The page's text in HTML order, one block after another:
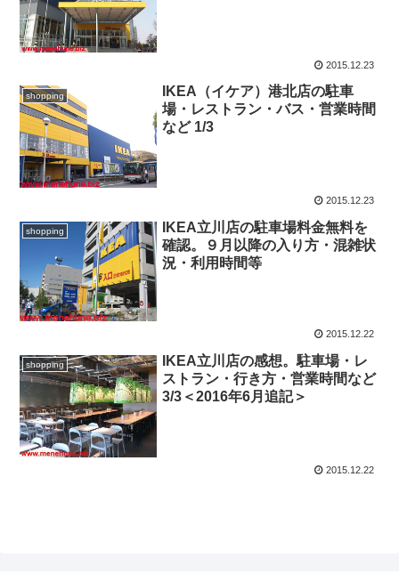
2015.12.23
shopping
IKEA（イケア）港北店の駐車
場・レストラン・バス・営業時間
など 1/3
2015.12.23
shopping
IKEA立川店の駐車場料金無料を
確認。９月以降の入り方・混雑状
況・利用時間等
2015.12.22
shopping
IKEA立川店の感想。駐車場・レ
ストラン・行き方・営業時間など
3/3＜2016年6月追記＞
2015.12.22